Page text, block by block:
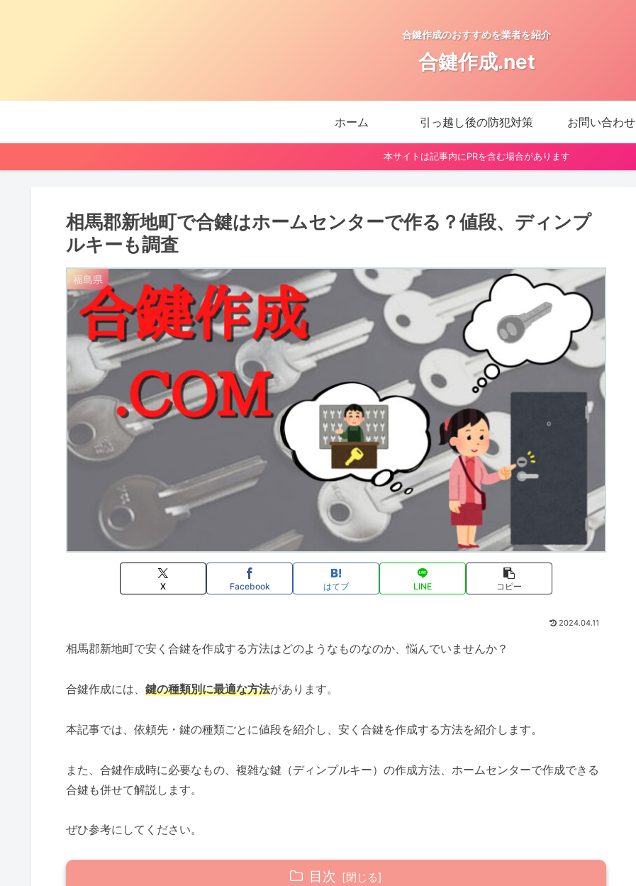
合鍵作成のおすすめを業者を紹介
合鍵作成.net
ホーム 引っ越し後の防犯対策 お問い合わせ
本サイトは記事内にPRを含む場合があります
相馬郡新地町で合鍵はホームセンターで作る？値段、ディンプ
ルキーも調査
福島県
X Facebook はてブ LINE コピー
2024.04.11
相馬郡新地町で安く合鍵を作成する方法はどのようなものなのか、悩んでいませんか？
合鍵作成には、 鍵の種類別に最適な方法があります。
本記事では、依頼先・鍵の種類ごとに値段を紹介し、安く合鍵を作成する方法を紹介します。
また、合鍵作成時に必要なもの、複雑な鍵（ディンプルキー）の作成方法、ホームセンターで作成できる
合鍵も併せて解説します。
ぜひ参考にしてください。
目次